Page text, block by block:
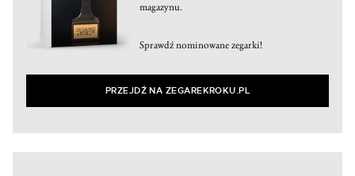
magazynu.
Sprawdź nominowane zegarki!
PRZEJDŹ NA ZEGAREKROKU.PL